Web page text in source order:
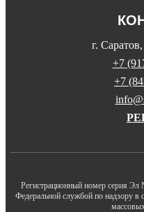
г.
+7
+7
Регистрационный номер серия
Федеральной службой по надзору в